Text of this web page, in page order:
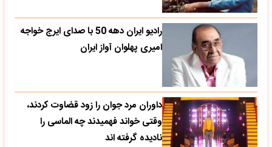
رادیو ایران دهه 50 با صدای ایرج خواجه
امیری پهلوان آواز ایران
داوران مرد جوان را زود قضاوت کردند،
وقتی خواند فهمیدند چه الماسی را
نادیده گرفته اند